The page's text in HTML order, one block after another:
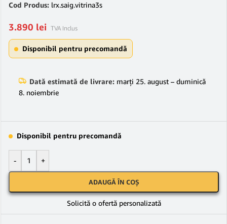
Cod Produs: lrx.saig.vitrina3s
3.890 lei TVA Inclus
Disponibil pentru precomandă
Dată estimată de livrare: marți 25. august – duminică
8. noiembrie
Disponibil pentru precomandă
- +
ADAUGĂ ÎN COȘ
Solicită o ofertă personalizată